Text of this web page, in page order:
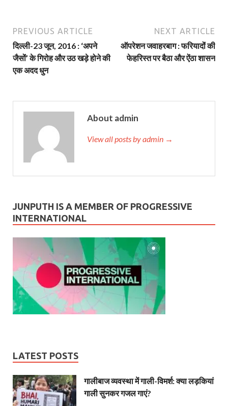
PREVIOUS ARTICLE
दिल्‍ली-23 जून, 2016 : ‘अपने
जैसोंं’ के गिरोह और उठ खड़े होने की
एक अदद धुन
NEXT ARTICLE
ऑपरेशन जवाहरबाग : फरियादोंं की
फेहरिस्‍त पर बैठा और ऐंठा शासन
About admin
View all posts by admin →
JUNPUTH IS A MEMBER OF PROGRESSIVE
INTERNATIONAL
LATEST POSTS
गालीबाज व्‍यवस्‍था में गाली-विमर्श: क्या लड़कियां
गाली सुनकर गजल गाएं?